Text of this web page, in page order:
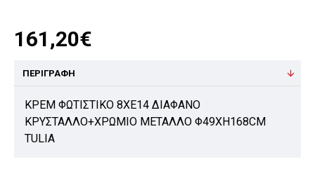
161,20€
ΠΕΡΙΓΡΑΦΉ
ΚΡΕΜ ΦΩΤΙΣΤΙΚΟ 8ΧΕ14 ΔΙΑΦΑΝΟ
ΚΡΥΣΤΑΛΛΟ+ΧΡΩΜΙΟ ΜΕΤΑΛΛΟ Φ49ΧΗ168CM
TULIA